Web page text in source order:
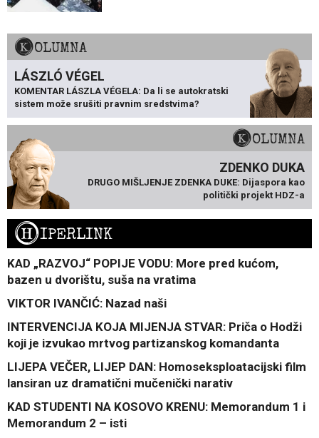
KOLUMNA
LÁSZLÓ VÉGEL
KOMENTAR LÁSZLA VÉGELA: Da li se autokratski
sistem može srušiti pravnim sredstvima?
KOLUMNA
ZDENKO DUKA
DRUGO MIŠLJENJE ZDENKA DUKE: Dijaspora kao
politički projekt HDZ-a
HIPERLINK
KAD „RAZVOJ“ POPIJE VODU: More pred kućom,
bazen u dvorištu, suša na vratima
VIKTOR IVANČIĆ: Nazad naši
INTERVENCIJA KOJA MIJENJA STVAR: Priča o Hodži
koji je izvukao mrtvog partizanskog komandanta
LIJEPA VEČER, LIJEP DAN: Homoseksploatacijski film
lansiran uz dramatični mučenički narativ
KAD STUDENTI NA KOSOVO KRENU: Memorandum 1 i
Memorandum 2 – isti